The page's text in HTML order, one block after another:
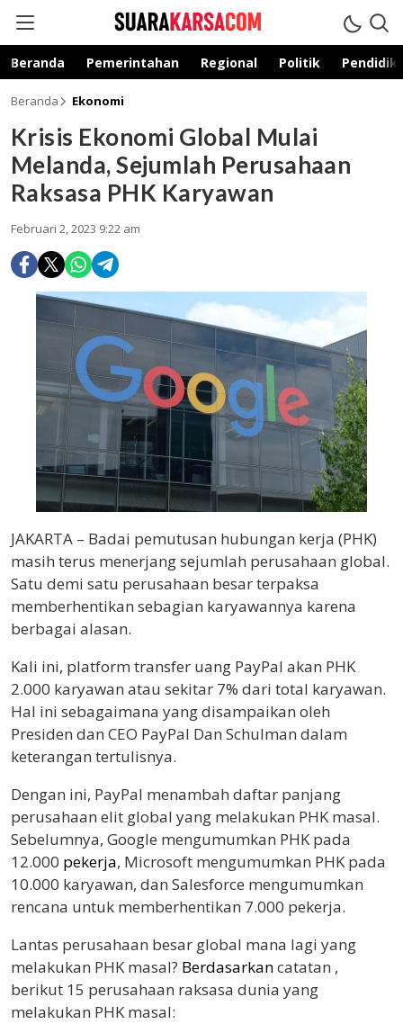
suarakarsa.com
Informasi terpercaya
Beranda Pemerintahan Regional Politik
Beranda Ekonomi
Krisis Ekonomi Global Mulai
Melanda, Sejumlah Perusahaan
Raksasa PHK Karyawan
Februari 2, 2023 9:22 am
JAKARTA – Badai pemutusan hubungan kerja (PHK)
masih terus menerjang sejumlah perusahaan global.
Satu demi satu perusahaan besar terpaksa
memberhentikan sebagian karyawannya karena
berbagai alasan.
Kali ini, platform transfer uang PayPal akan PHK
2.000 karyawan atau sekitar 7% dari total karyawan.
Hal ini sebagaimana yang disampaikan oleh
Presiden dan CEO PayPal Dan Schulman dalam
keterangan tertulisnya.
Dengan ini, PayPal menambah daftar panjang
perusahaan elit global yang melakukan PHK masal.
Sebelumnya, Google mengumumkan PHK pada
12.000 pekerja, Microsoft mengumumkan PHK pada
10.000 karyawan, dan Salesforce mengumumkan
rencana untuk memberhentikan 7.000 pekerja.
Lantas perusahaan besar global mana lagi yang
melakukan PHK masal? Berdasarkancatatan ,
berikut 15 perusahaan raksasa dunia yang
melakukan PHK masal: